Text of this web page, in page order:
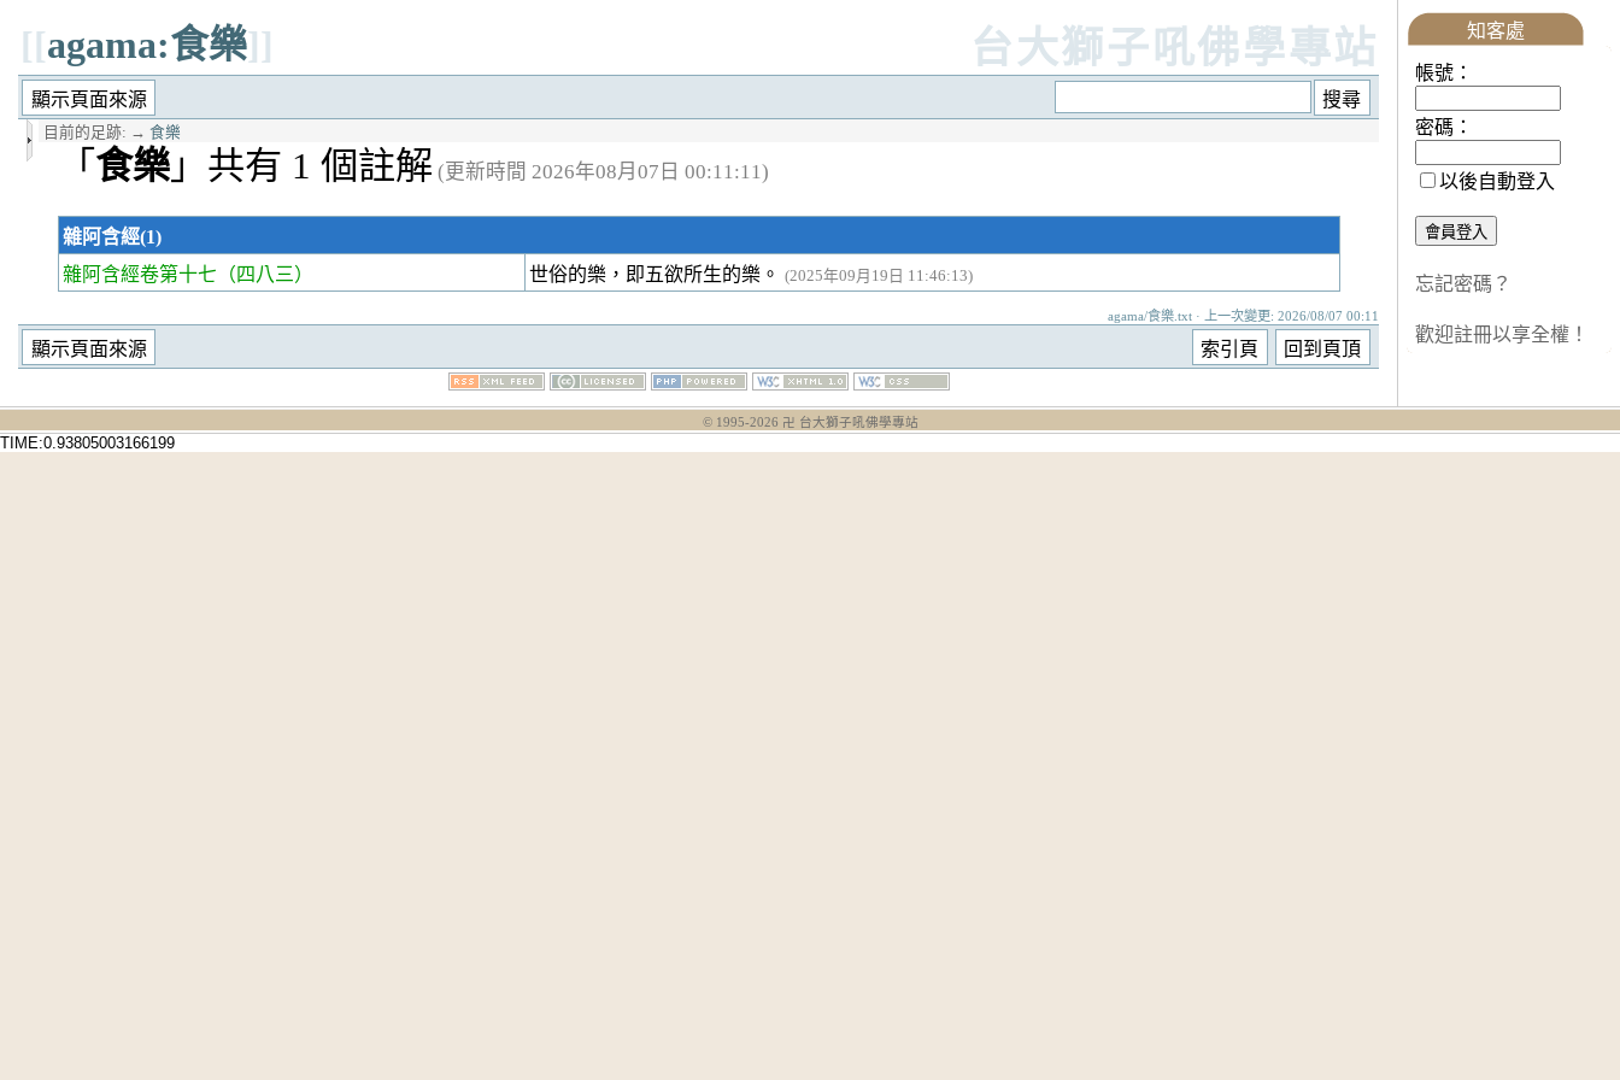
[[agama:食樂]] 台大獅子吼佛學專站
目前的足跡: → 食樂
「 食樂 」共有 1 個註解 (更新時間 2026年08月07日 00:11:11)
雜阿含經(1)
雜阿含經卷第十七 （四八三） 世俗的樂，即五欲所生的樂。 (2025年09月19日 11:46:13)
agama/食樂.txt · 上一次變更: 2026/08/07 00:11
知客處
帳號：
密碼：
以後自動登入
忘記密碼？
歡迎註冊以享全權！
© 1995-2026 卍 台大獅子吼佛學專站
TIME:0.93805003166199